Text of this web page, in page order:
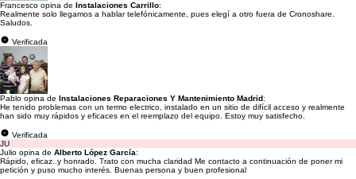
Francesco opina de Instalaciones Carrillo:
Realmente solo llegamos a hablar telefónicamente, pues elegí a otro fuera de Cronoshare.
Saludos.
Verificada
Pablo opina de Instalaciones Reparaciones Y Mantenimiento Madrid:
He tenido problemas con un termo electrico, instalado en un sitio de difícil acceso y realmente
han sido muy rápidos y eficaces en el reemplazo del equipo. Estoy muy satisfecho.
Verificada
JU
Julio opina de Alberto López García:
Rápido, eficaz..y honrado. Trato con mucha claridad Me contacto a continuación de poner mi
petición y puso mucho interés. Buenas persona y buen profesional